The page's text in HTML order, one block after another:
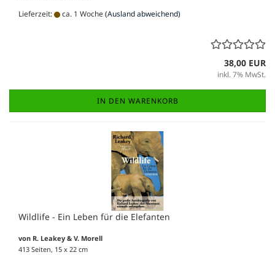
Lieferzeit: ca. 1 Woche(Ausland abweichend)
38,00 EUR
inkl. 7% MwSt.
IN DEN WARENKORB
Wildlife - Ein Leben für die Elefanten
von R. Leakey & V. Morell
413 Seiten, 15 x 22 cm